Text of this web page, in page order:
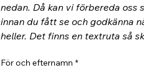
nedan. Då kan vi förbereda oss
innan du fått se och godkänna
heller. Det finns en textruta så
För och efternamn *